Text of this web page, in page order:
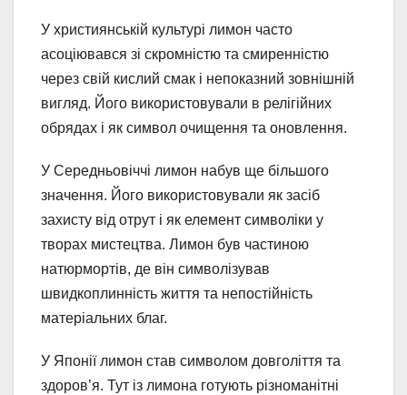
У християнській культурі лимон часто
асоціювався зі скромністю та смиренністю
через свій кислий смак і непоказний зовнішній
вигляд. Його використовували в релігійних
обрядах і як символ очищення та оновлення.
У Середньовіччі лимон набув ще більшого
значення. Його використовували як засіб
захисту від отрут і як елемент символіки у
творах мистецтва. Лимон був частиною
натюрмортів, де він символізував
швидкоплинність життя та непостійність
матеріальних благ.
У Японії лимон став символом довголіття та
здоров’я. Тут із лимона готують різноманітні